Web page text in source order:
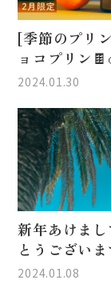
[季節のプリ
ョコプリン
2024.01.30
新年あけま
とうございま
2024.01.08